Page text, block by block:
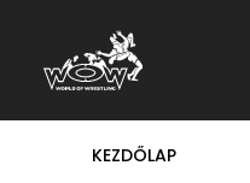
a fő tartalomra
Ugrás a kereséshez
Ugrás a fő navigációhoz
KEZDŐLAP